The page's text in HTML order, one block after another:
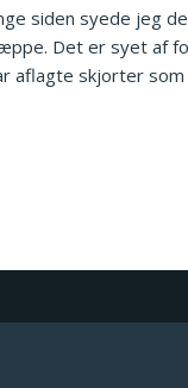
siden syede jeg
Det er syet af
aflagte skjorter som